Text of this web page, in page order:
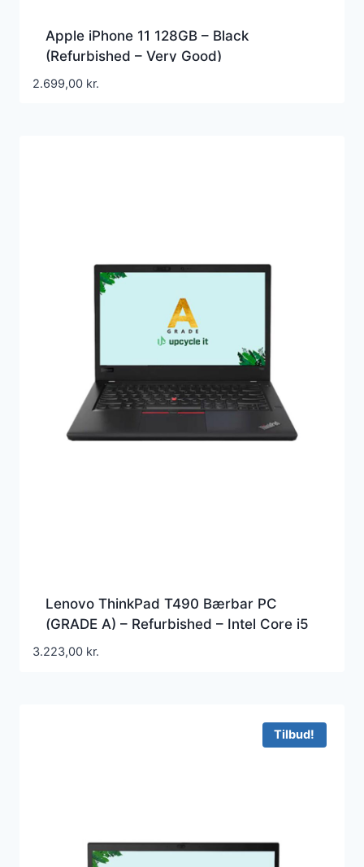
Apple iPhone 11 128GB – Black
(Refurbished – Very Good)
2.699,00 kr.
Lenovo ThinkPad T490 Bærbar PC
(GRADE A) – Refurbished – Intel Core i5
(8. Gen) 8365U / 1.6 GHz – 16 GB – 256
3.223,00 kr.
Tilbud!